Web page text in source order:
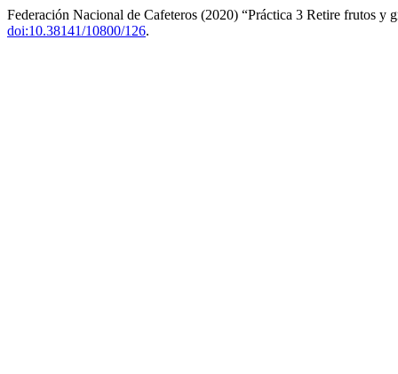
Federación Nacional de Cafeteros (2020) “Práctica 3 Retire frutos y
doi:10.38141/10800/126.